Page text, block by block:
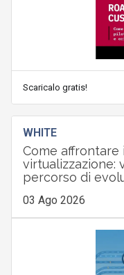
Scaricalo gratis!
WHITE
Come affrontare
virtualizzazione:
percorso di
03 Ago 2026